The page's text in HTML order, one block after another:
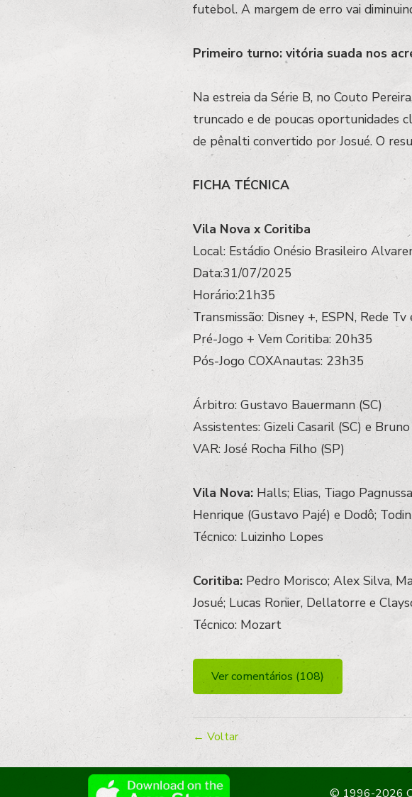
futebol. A margem de erro vai
Primeiro turno: vitória suada nos
Na estreia da Série B, no Couto
truncado e de poucas oportunidades
de pênalti convertido por Josué. O
FICHA TÉCNICA
Vila Nova x Coritiba
Local: Estádio Onésio Brasileiro
Data:31/07/2025
Horário:21h35
Transmissão: Disney +, ESPN, Rede Tv
Pré-Jogo + Vem Coritiba: 20h35
Pós-Jogo COXAnautas: 23h35
Árbitro: Gustavo Bauermann (SC)
Assistentes: Gizeli Casaril (SC) e
VAR: José Rocha Filho (SP)
Vila Nova: Halls; Elias, Tiago
Henrique (Gustavo Pajé) e Dodô;
Técnico: Luizinho Lopes
Coritiba: Pedro Morisco; Alex Silva,
Josué; Lucas Ronier, Dellatorre e
Técnico: Mozart
Ver comentários (108)
← Voltar
© 1996-2026